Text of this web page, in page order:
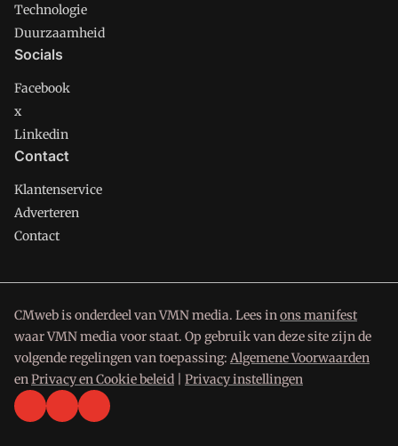
Technologie
Duurzaamheid
Socials
Facebook
x
Linkedin
Contact
Klantenservice
Adverteren
Contact
CMweb is onderdeel van VMN media. Lees inons manifest
waar VMN media voor staat. Op gebruik van deze site zijn de
volgende regelingen van toepassing: Algemene Voorwaarden
enPrivacy en Cookie beleid Privacy instellingen